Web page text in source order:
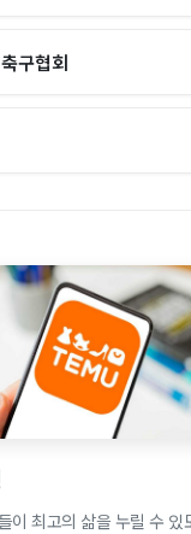
구협회
이 최고의 삶을 누릴 수 있